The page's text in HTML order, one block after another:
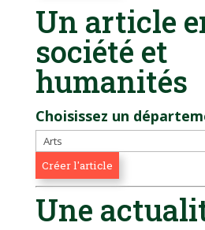
Un article
société et
humanités
Choisissez un
Une